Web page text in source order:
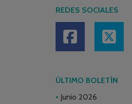
REDES SOCIALES
ÚLTIMO BOLETÍN
Junio 2026